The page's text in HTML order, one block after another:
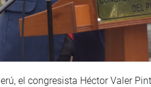
el congresista Héctor Valer